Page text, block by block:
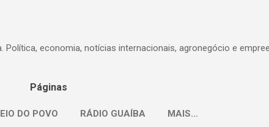
Política, economia, notícias internacionais, agronegócio e
Páginas
DO POVO RÁDIO GUAÍBA MAIS…